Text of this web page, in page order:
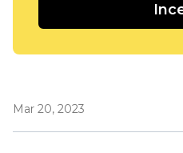
Mar 20, 2023